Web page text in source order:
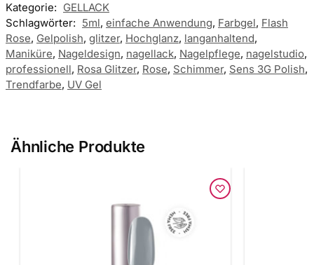
Kategorie: GELLACK
Schlagwörter: 5ml, einfache Anwendung, Farbgel, Flash
Rose, Gelpolish, glitzer, Hochglanz, langanhaltend,
Maniküre, Nageldesign, nagellack, Nagelpflege, nagelstudio,
professionell, Rosa Glitzer, Rose, Schimmer, Sens 3G Polish,
Trendfarbe, UV Gel
Ähnliche Produkte